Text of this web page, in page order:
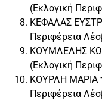
(Εκλογική
ΚΕΦΑΛΑΣ
Περιφέρεια
ΚΟΥΜΛΕΛΗΣ
(Εκλογική
ΚΟΥΡΛΗ ΜΑΡΙΑ
Περιφέρεια